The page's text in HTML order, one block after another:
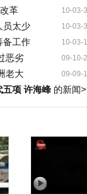
10-03-
革
10-03-
员太少
10-03-
备工作
09-10-
恶劣
09-09-
老大
五项 许海峰的新闻